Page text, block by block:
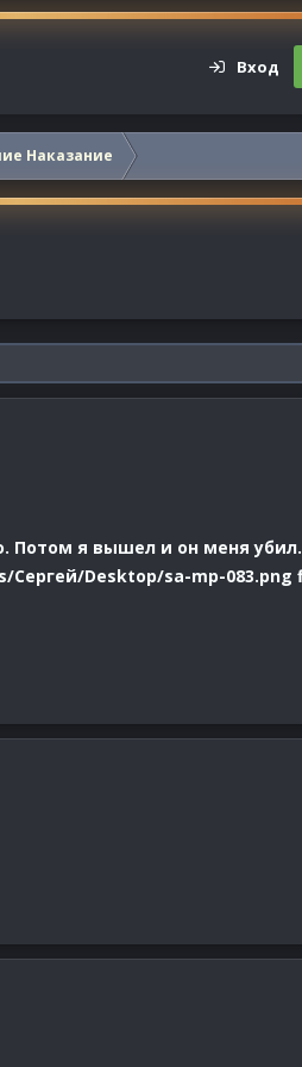
Вход
Наказание
Потом я вышел и он меня убил.
Desktop/sa-mp-083.png